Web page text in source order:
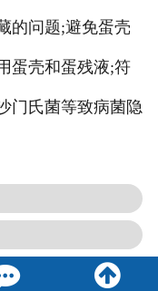
的问题;避免蛋壳
蛋壳和蛋残液;符
门氏菌等致病菌隐